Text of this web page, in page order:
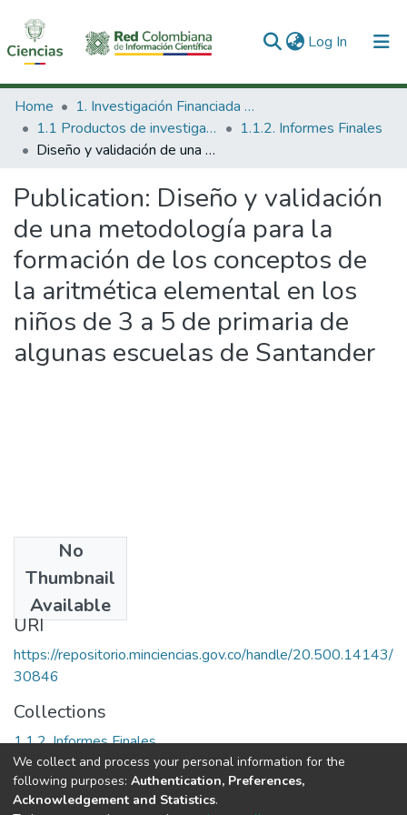
Log In (current)
Communities & Collections
All of DSpace
Home
1. Investigación Financiada con Recursos Públicos
1.1 Productos de investigación
1.1.2. Informes Finales
Diseño y validación de una metodología para la formación de los conceptos de la aritmética elemental en los niños de 3 a 5 de primaria de algunas escuelas de Santander
Publication: Diseño y validación
de una metodología para la
formación de los conceptos de
la aritmética elemental en los
niños de 3 a 5 de primaria de
algunas escuelas de Santander
No
Thumbnail
Available
1998
URI
https://repositorio.minciencias.gov.co/handle/20.500.14143/
30846
Collections
1.1.2. Informes Finales
Full item page
We collect and process your personal information for the
following purposes: Authentication, Preferences,
Acknowledgement and Statistics.